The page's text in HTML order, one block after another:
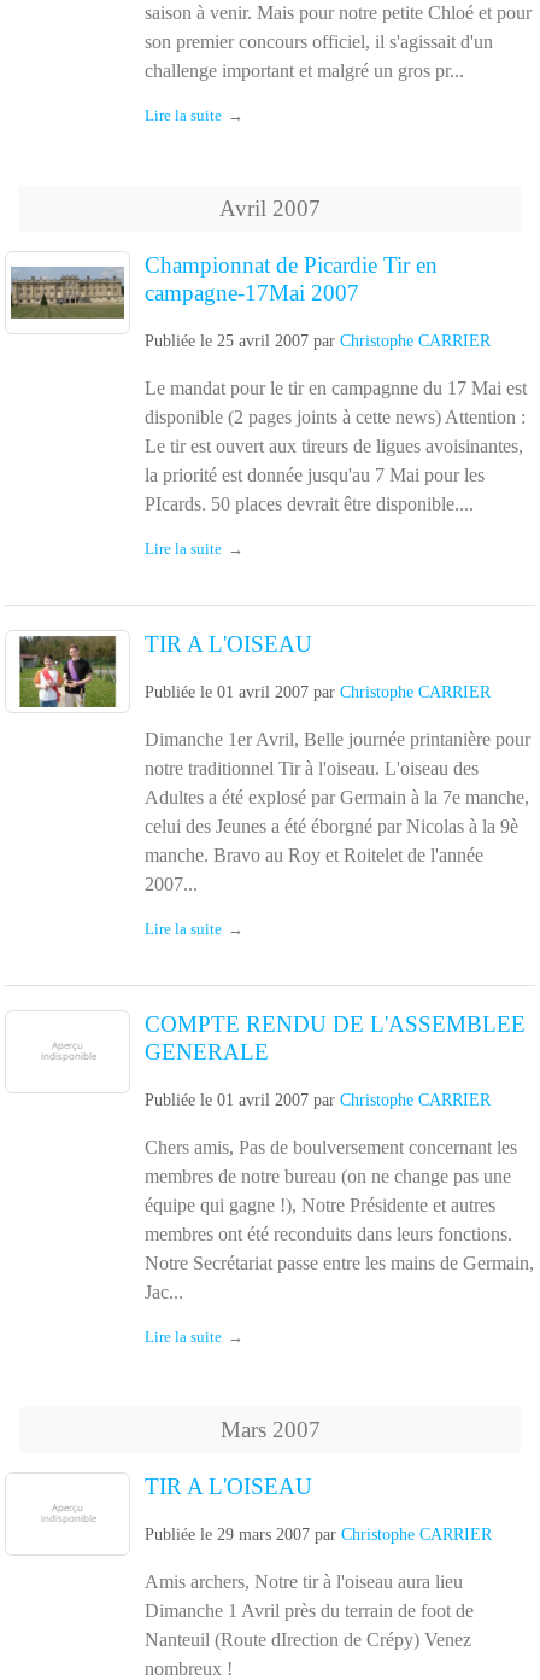
saison à venir. Mais pour notre petite Chloé et pour
son premier concours officiel, il s'agissait d'un
challenge important et malgré un gros pr...
Lire la suite
Avril 2007
Championnat de Picardie Tir en
campagne-17Mai 2007
Publiée le 25 avril 2007 par Christophe CARRIER
Le mandat pour le tir en campagnne du 17 Mai est
disponible (2 pages joints à cette news) Attention :
Le tir est ouvert aux tireurs de ligues avoisinantes,
la priorité est donnée jusqu'au 7 Mai pour les
PIcards. 50 places devrait être disponible....
Lire la suite
TIR A L'OISEAU
Publiée le 01 avril 2007 par Christophe CARRIER
Dimanche 1er Avril, Belle journée printanière pour
notre traditionnel Tir à l'oiseau. L'oiseau des
Adultes a été explosé par Germain à la 7e manche,
celui des Jeunes a été éborgné par Nicolas à la 9è
manche. Bravo au Roy et Roitelet de l'année
2007...
Lire la suite
COMPTE RENDU DE L'ASSEMBLEE
GENERALE
Publiée le 01 avril 2007 par Christophe CARRIER
Chers amis, Pas de boulversement concernant les
membres de notre bureau (on ne change pas une
équipe qui gagne !), Notre Présidente et autres
membres ont été reconduits dans leurs fonctions.
Notre Secrétariat passe entre les mains de Germain,
Jac...
Lire la suite
Mars 2007
TIR A L'OISEAU
Publiée le 29 mars 2007 par Christophe CARRIER
Amis archers, Notre tir à l'oiseau aura lieu
Dimanche 1 Avril près du terrain de foot de
Nanteuil (Route dIrection de Crépy) Venez
nombreux !